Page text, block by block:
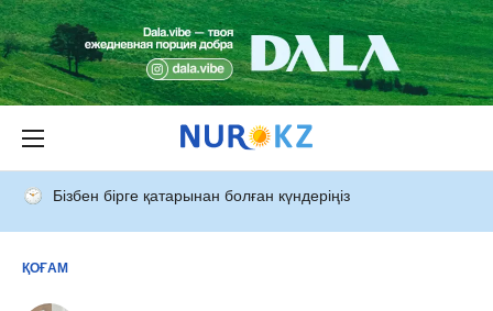
Бізбен бірге қатарынан болған күндеріңіз
ҚОҒАМ